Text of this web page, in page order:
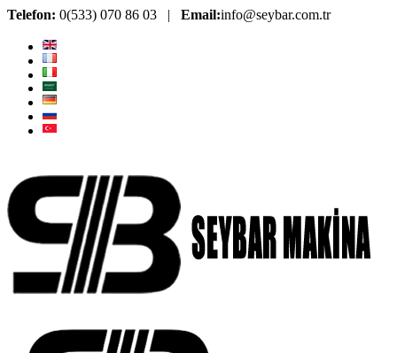
Telefon: 0(533) 070 86 03 | Email:info@seybar.com.tr